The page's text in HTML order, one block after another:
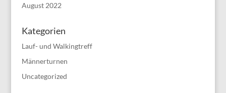
August 2022
Kategorien
Lauf- und Walkingtreff
Männerturnen
Uncategorized